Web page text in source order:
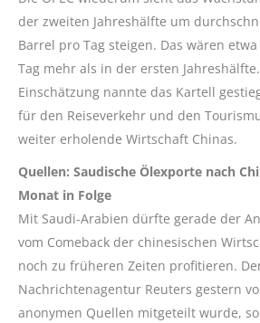
der zweiten Jahreshälfte um
Barrel pro Tag steigen. Das wären
Tag mehr als in der ersten
Einschätzung nannte das Kartell
für den Reiseverkehr und den
weiter erholende Wirtschaft Chinas.
Quellen: Saudische Ölexporte nach
Monat in Folge
Mit Saudi-Arabien dürfte gerade der
vom Comeback der chinesischen
noch zu früheren Zeiten profitieren.
Nachrichtenagentur Reuters gestern
anonymen Quellen mitgeteilt wurde,